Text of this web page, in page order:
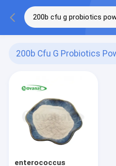
200b Cfu G Probiotics
enterococcus